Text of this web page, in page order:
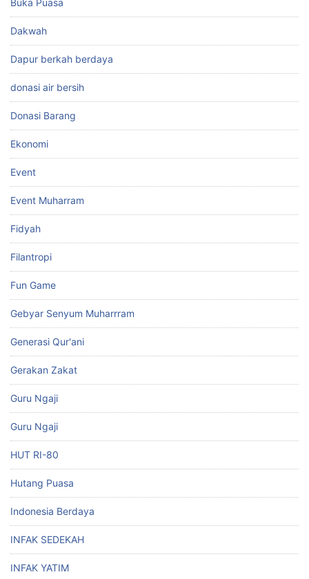
Buka Puasa
Dakwah
Dapur berkah berdaya
donasi air bersih
Donasi Barang
Ekonomi
Event
Event Muharram
Fidyah
Filantropi
Fun Game
Gebyar Senyum Muharrram
Generasi Qur'ani
Gerakan Zakat
Guru Ngaji
Guru Ngaji
HUT RI-80
Hutang Puasa
Indonesia Berdaya
INFAK SEDEKAH
INFAK YATIM